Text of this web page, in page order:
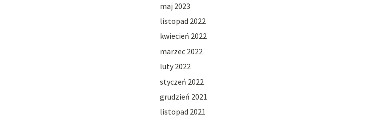
maj 2023
listopad 2022
kwiecień 2022
marzec 2022
luty 2022
styczeń 2022
grudzień 2021
listopad 2021